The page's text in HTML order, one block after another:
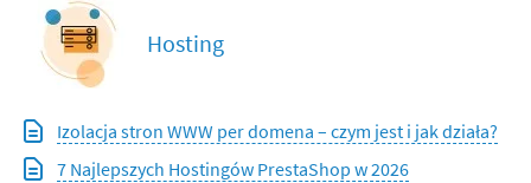
Hosting
Izolacja stron WWW per domena – czym jest i jak działa?
7 Najlepszych Hostingów PrestaShop w 2026